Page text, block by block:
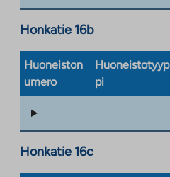
Honkatie 16b
Huoneiston
umero
Huoneistotyyp
pi
Honkatie 16c